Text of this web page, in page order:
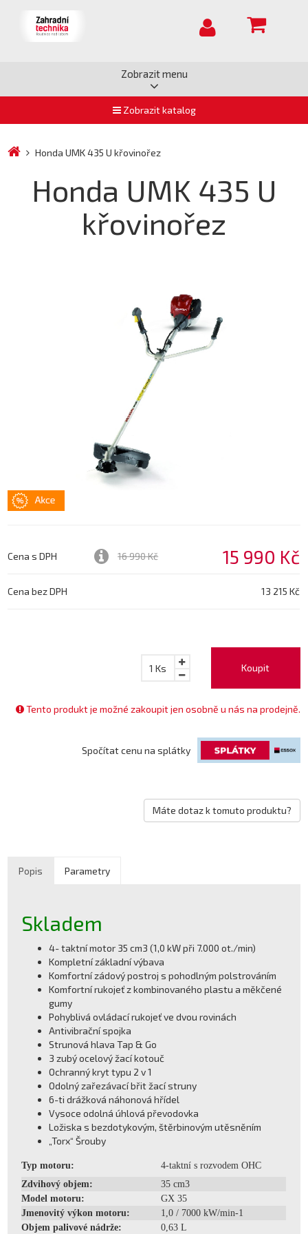
Zobrazit menu
Zobrazit katalog
Honda UMK 435 U křovinořez
Honda UMK 435 U
křovinořez
Cena s DPH 16 990 Kč 15 990 Kč
Cena bez DPH 13 215 Kč
Koupit
1 Ks
Tento produkt je možné zakoupit jen osobně u nás na prodejně.
Spočítat cenu na splátky
Máte dotaz k tomuto produktu?
Popis Parametry
Skladem
4- taktní motor 35 cm3 (1,0 kW při 7.000 ot./min)
Kompletní základní výbava
Komfortní zádový postroj s pohodlným polstrováním
Komfortní rukojeť z kombinovaného plastu a měkčené
gumy
Pohyblivá ovládací rukojeť ve dvou rovinách
Antivibrační spojka
Strunová hlava Tap & Go
3 zubý ocelový žací kotouč
Ochranný kryt typu 2 v 1
Odolný zařezávací břit žací struny
6-ti drážková náhonová hřídel
Vysoce odolná úhlová převodovka
Ložiska s bezdotykovým, štěrbinovým utěsněním
„Torx“ Šrouby
Typ motoru:
4-taktní s rozvodem OHC
Zdvihový objem:
35 cm3
Model motoru:
GX 35
Jmenovitý výkon motoru:
1,0 / 7000 kW/min-1
Objem palivové nádrže:
0,63 L